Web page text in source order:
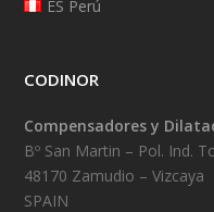
ES Perú
CODINOR
Compensadores y
Bº San Martin – Pol. Ind.
48170 Zamudio – Vizcaya
SPAIN